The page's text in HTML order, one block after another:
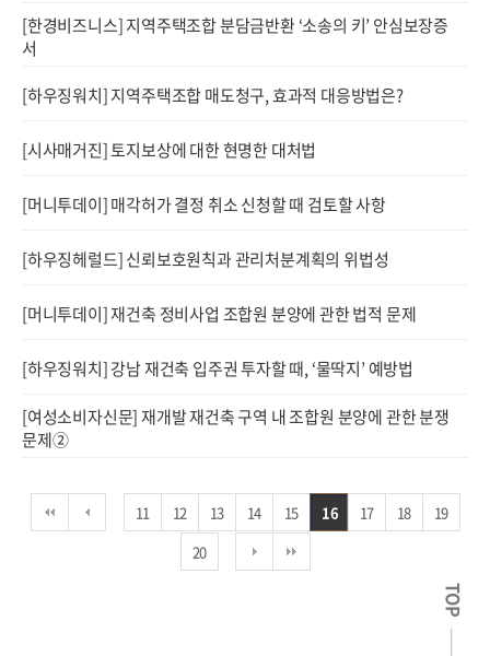
[한경비즈니스] 지역주택조합 분담금반환 ‘소송의 키’ 안심보장증
서
[하우징워치] 지역주택조합 매도청구, 효과적 대응방법은?
[시사매거진] 토지보상에 대한 현명한 대처법
[머니투데이] 매각허가 결정 취소 신청할 때 검토할 사항
[하우징헤럴드] 신뢰보호원칙과 관리처분계획의 위법성
[머니투데이] 재건축 정비사업 조합원 분양에 관한 법적 문제
[하우징워치] 강남 재건축 입주권 투자할 때, ‘물딱지’ 예방법
[여성소비자신문] 재개발 재건축 구역 내 조합원 분양에 관한 분쟁
문제②
11 12 13 14 15 16 17 18
19
20
TOP